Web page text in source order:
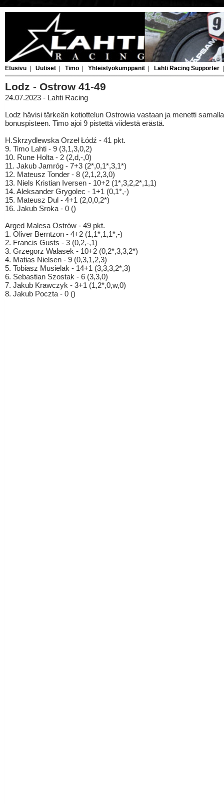
Etusivu Uutiset Timo Yhteistyökumppanit Lahti Racing Supporter
Lodz - Ostrow 41-49
24.07.2023 - Lahti Racing
Lodz hävisi tärkeän kotiottelun Ostrowia vastaan ja menetti samalla
bonuspisteen. Timo ajoi 9 pistettä viidestä erästä.
H.Skrzydlewska Orzeł Łódź - 41 pkt.
9. Timo Lahti - 9 (3,1,3,0,2)
10. Rune Holta - 2 (2,d,-,0)
11. Jakub Jamróg - 7+3 (2*,0,1*,3,1*)
12. Mateusz Tonder - 8 (2,1,2,3,0)
13. Niels Kristian Iversen - 10+2 (1*,3,2,2*,1,1)
14. Aleksander Grygolec - 1+1 (0,1*,-)
15. Mateusz Dul - 4+1 (2,0,0,2*)
16. Jakub Sroka - 0 ()
Arged Malesa Ostrów - 49 pkt.
1. Oliver Berntzon - 4+2 (1,1*,1,1*,-)
2. Francis Gusts - 3 (0,2,-,1)
3. Grzegorz Walasek - 10+2 (0,2*,3,3,2*)
4. Matias Nielsen - 9 (0,3,1,2,3)
5. Tobiasz Musielak - 14+1 (3,3,3,2*,3)
6. Sebastian Szostak - 6 (3,3,0)
7. Jakub Krawczyk - 3+1 (1,2*,0,w,0)
8. Jakub Poczta - 0 ()